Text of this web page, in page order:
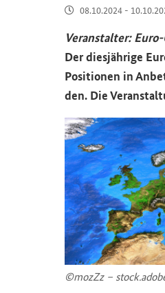
08.10.2024 -
Ver­an­stal­ter: Euro-​
Der dies­jäh­ri­ge
Po­si­tio­nen in
den. Die
©mozZz –